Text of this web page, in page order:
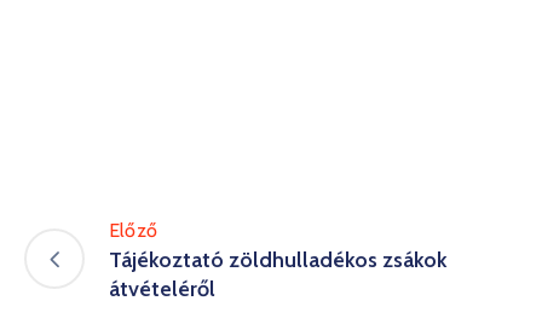
Előző
Tájékoztató zöldhulladékos zsákok
átvételéről